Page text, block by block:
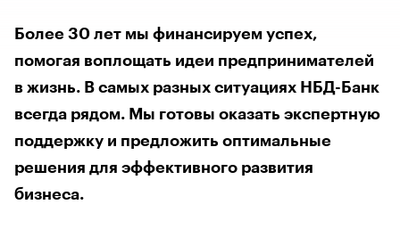
Более 30 лет мы финансируем успех,
помогая воплощать идеи предпринимателей
в жизнь. В самых разных ситуациях НБД-Банк
всегда рядом. Мы готовы оказать экспертную
поддержку и предложить оптимальные
решения для эффективного развития
бизнеса.